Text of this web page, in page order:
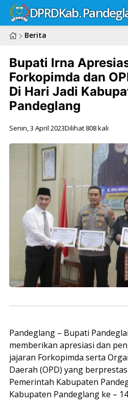
DPRDKab.
Berita
Bupati Irna
Forkopimda dan
Di Hari Jadi
Pandeglang
Senin, 3 April 2023Dilihat 808 kali
Pandeglang – Bupati
memberikan apresiasi dan
jajaran Forkopimda serta
Daerah (OPD) yang
Pemerintah Kabupaten
Kabupaten Pandeglang ke –